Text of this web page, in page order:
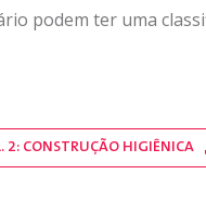
podem ter uma
2: CONSTRUÇÃO HIGIÊNICA